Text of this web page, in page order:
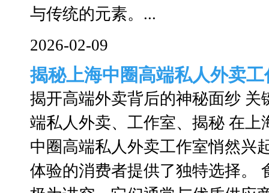
与传统的元素。...
2026-02-09
揭秘上海中圈高端私人外卖工
揭开高端外卖背后的神秘面纱 关
端私人外卖、工作室、揭秘 在上
中圈高端私人外卖工作室悄然兴
体验的消费者提供了独特选择。